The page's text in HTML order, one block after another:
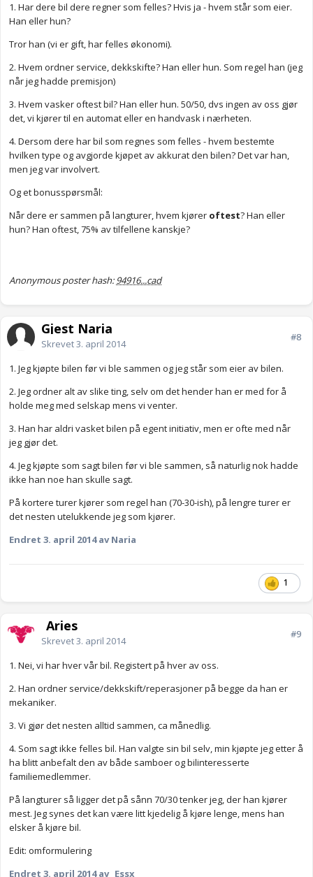
1. Har dere bil dere regner som felles? Hvis ja - hvem står som eier.
Han eller hun?
Tror han (vi er gift, har felles økonomi).
2. Hvem ordner service, dekkskifte? Han eller hun. Som regel han (jeg
når jeg hadde premisjon)
3. Hvem vasker oftest bil? Han eller hun. 50/50, dvs ingen av oss gjør
det, vi kjører til en automat eller en handvask i nærheten.
4. Dersom dere har bil som regnes som felles - hvem bestemte
hvilken type og avgjorde kjøpet av akkurat den bilen? Det var han,
men jeg var involvert.
Og et bonusspørsmål:
Når dere er sammen på langturer, hvem kjører oftest? Han eller
hun? Han oftest, 75% av tilfellene kanskje?
Anonymous poster hash:94916...cad
Gjest Naria
Skrevet3. april 2014
#8
1. Jeg kjøpte bilen før vi ble sammen og jeg står som eier av bilen.
2. Jeg ordner alt av slike ting, selv om det hender han er med for å
holde meg med selskap mens vi venter.
3. Han har aldri vasket bilen på egent initiativ, men er ofte med når
jeg gjør det.
4. Jeg kjøpte som sagt bilen før vi ble sammen, så naturlig nok hadde
ikke han noe han skulle sagt.
På kortere turer kjører som regel han (70-30-ish), på lengre turer er
det nesten utelukkende jeg som kjører.
Endret 3. april 2014av Naria
1
_Aries
Skrevet3. april 2014
#9
1. Nei, vi har hver vår bil. Registert på hver av oss.
2. Han ordner service/dekkskift/reperasjoner på begge da han er
mekaniker.
3. Vi gjør det nesten alltid sammen, ca månedlig.
4. Som sagt ikke felles bil. Han valgte sin bil selv, min kjøpte jeg etter å
ha blitt anbefalt den av både samboer og bilinteresserte
familiemedlemmer.
På langturer så ligger det på sånn 70/30 tenker jeg, der han kjører
mest. Jeg synes det kan være litt kjedelig å kjøre lenge, mens han
elsker å kjøre bil.
Edit: omformulering
Endret 3. april 2014av _Essx